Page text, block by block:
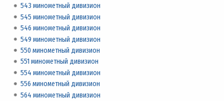
543 минометный дивизион
545 минометный дивизион
546 минометный дивизион
549 минометный дивизион
550 минометный дивизион
551 минометный дивизион
554 минометный дивизион
556 минометный дивизион
564 минометный дивизион